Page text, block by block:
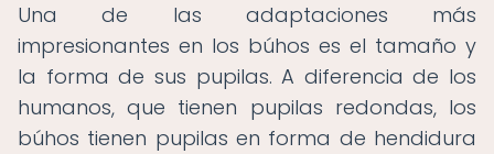
Una de las adaptaciones más
impresionantes en los búhos es el tamaño y
la forma de sus pupilas. A diferencia de los
humanos, que tienen pupilas redondas, los
búhos tienen pupilas en forma de hendidura